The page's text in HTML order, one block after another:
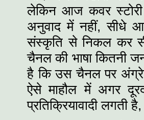
लेकिन आज कवर
अनुवाद में नहीं, सीधे
संस्कृति से निकल कर
चैनल की भाषा कितनी
है कि उस चैनल पर
ऐसे माहौल में अगर
प्रतिक्रियावादी लगती